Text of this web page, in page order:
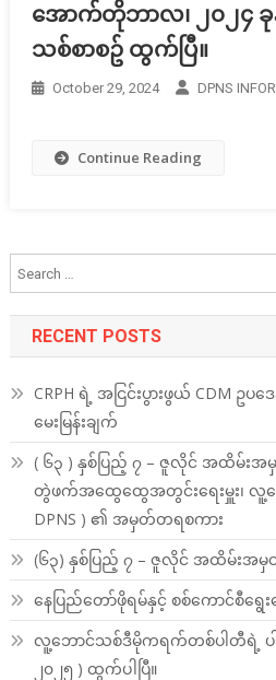
အောက်တိုဘာလ၊ ၂၀၂၄
သစ်စာစဥ် ထွက်ပြီ။
October 29, 2024 DPNS
Continue Reading
RECENT POSTS
CRPH ရဲ့ အငြင်းပွားဖွယ် CDM ဥပ
မေးမြန်းချက်
( ၆၃ ) နှစ်ပြည့် ၇ – ဇူလိုင် အထိမ်းအမှ
တွဲဖက်အထွေထွေအတွင်းရေးမှူး၊ လူ့
DPNS ) ၏ အမှတ်တရစကား
(၆၃) နှစ်ပြည့် ၇ – ဇူလိုင် အထိမ်းအ
နေပြည်တော်ဖိုရမ်နှင့် စစ်ကောင်စီရွ
လူ့ဘောင်သစ်ဒီမိုကရက်တစ်ပါတီရဲ့ ပါ
၂၀၂၅ ) ထွက်ပါပြီ။